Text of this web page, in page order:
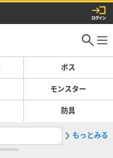
ボス
モンスター
防具
2天変古
もっとみる